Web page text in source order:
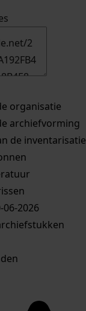
organisatie
archiefvorming
de inventarisatie
2026